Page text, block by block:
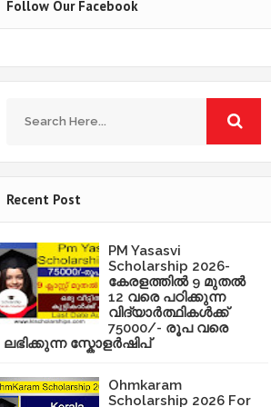
Follow Our Facebook
Recent Post
PM Yasasvi
Scholarship 2026-
കേരളത്തിൽ 9 മുതൽ
12 വരെ പഠിക്കുന്ന
വിദ്യാർത്ഥികൾക്ക്
75000/- രൂപ വരെ
ലഭിക്കുന്ന സ്കോളർഷിപ്
Ohmkaram
Scholarship 2026 For